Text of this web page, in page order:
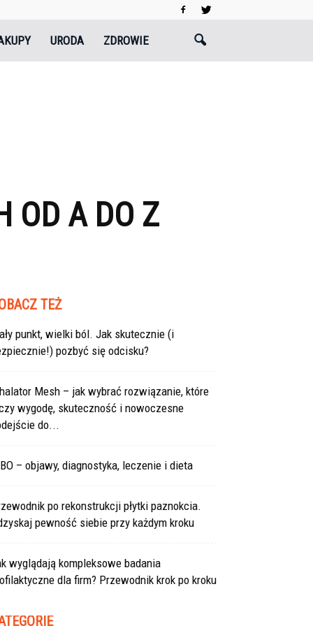
URODA ZDROWIE
OD A DO Z
TEŻ
punkt, wielki ból. Jak skutecznie (i
pozbyć się odcisku?
Mesh – jak wybrać rozwiązanie, które
wygodę, skuteczność i nowoczesne
do...
– objawy, diagnostyka, leczenie i dieta
po rekonstrukcji płytki paznokcia.
pewność siebie przy każdym kroku
wyglądają kompleksowe badania
dla firm? Przewodnik krok po kroku